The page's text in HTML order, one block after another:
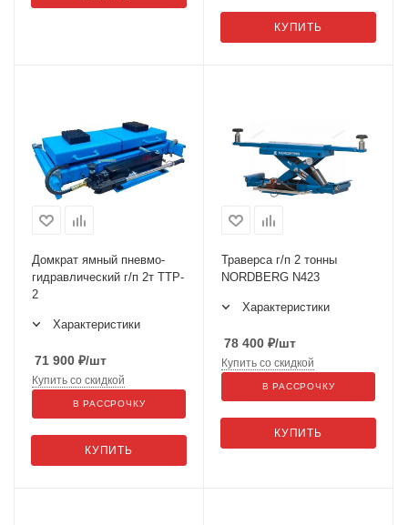
КУПИТЬ
Домкрат ямный пневмо-
гидравлический г/п 2т TTP-
2
Характеристики
71 900 ₽/шт
КУПИТЬ
Купить со скидкой
В РАССРОЧКУ
Траверса г/п 2 тонны
NORDBERG N423
Характеристики
78 400 ₽/шт
КУПИТЬ
Купить со скидкой
В РАССРОЧКУ